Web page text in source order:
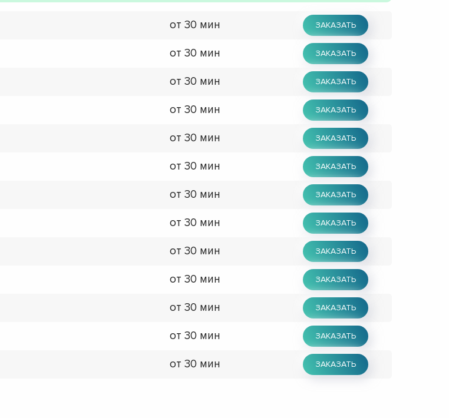
от 30 мин ЗАКАЗАТЬ
от 30 мин ЗАКАЗАТЬ
от 30 мин ЗАКАЗАТЬ
от 30 мин ЗАКАЗАТЬ
от 30 мин ЗАКАЗАТЬ
от 30 мин ЗАКАЗАТЬ
от 30 мин ЗАКАЗАТЬ
от 30 мин ЗАКАЗАТЬ
от 30 мин ЗАКАЗАТЬ
от 30 мин ЗАКАЗАТЬ
от 30 мин ЗАКАЗАТЬ
от 30 мин ЗАКАЗАТЬ
от 30 мин ЗАКАЗАТЬ